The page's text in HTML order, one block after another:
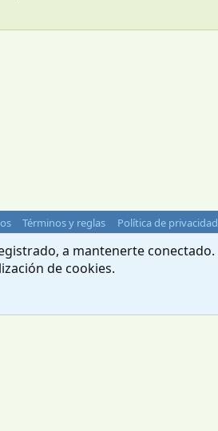
Términos y reglas Política de privacidad
a mantenerte conectado.
de cookies.